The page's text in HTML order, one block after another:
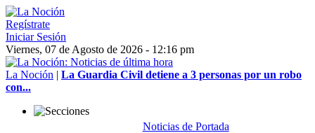
Regístrate
Iniciar Sesión
Viernes, 07 de Agosto de 2026 - 12:16 pm
La Noción | La Guardia Civil detiene a 3 personas por un robo
con...
Noticias de Portada